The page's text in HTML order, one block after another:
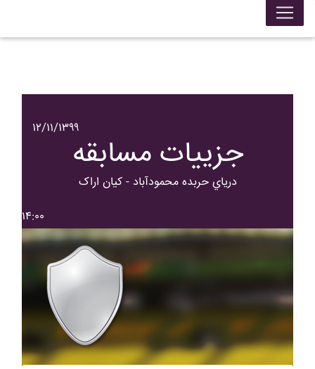
۱۲/۱۱/۱۳۹۹
جزییات مسابقه
درياي حربده محمودآباد - کيان اراک
۱۴:۰۰